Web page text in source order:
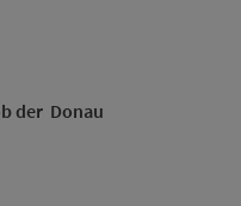
der Donau